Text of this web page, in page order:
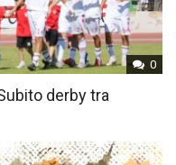
0
derby tra